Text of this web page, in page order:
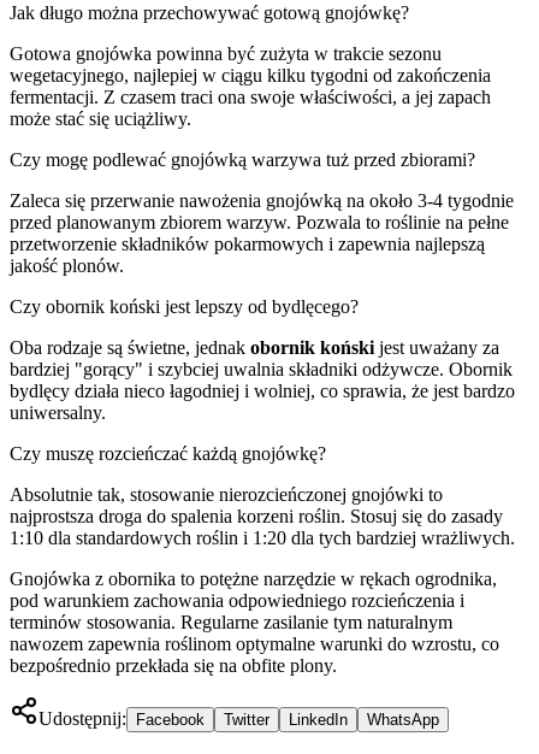
Jak długo można przechowywać gotową gnojówkę?
Gotowa gnojówka powinna być zużyta w trakcie sezonu
wegetacyjnego, najlepiej w ciągu kilku tygodni od zakończenia
fermentacji. Z czasem traci ona swoje właściwości, a jej zapach
może stać się uciążliwy.
Czy mogę podlewać gnojówką warzywa tuż przed zbiorami?
Zaleca się przerwanie nawożenia gnojówką na około 3-4 tygodnie
przed planowanym zbiorem warzyw. Pozwala to roślinie na pełne
przetworzenie składników pokarmowych i zapewnia najlepszą
jakość plonów.
Czy obornik koński jest lepszy od bydlęcego?
Oba rodzaje są świetne, jednak obornik koński jest uważany za
bardziej "gorący" i szybciej uwalnia składniki odżywcze. Obornik
bydlęcy działa nieco łagodniej i wolniej, co sprawia, że jest bardzo
uniwersalny.
Czy muszę rozcieńczać każdą gnojówkę?
Absolutnie tak, stosowanie nierozcieńczonej gnojówki to
najprostsza droga do spalenia korzeni roślin. Stosuj się do zasady
1:10 dla standardowych roślin i 1:20 dla tych bardziej wrażliwych.
Gnojówka z obornika to potężne narzędzie w rękach ogrodnika,
pod warunkiem zachowania odpowiedniego rozcieńczenia i
terminów stosowania. Regularne zasilanie tym naturalnym
nawozem zapewnia roślinom optymalne warunki do wzrostu, co
bezpośrednio przekłada się na obfite plony.
Udostępnij: Facebook Twitter LinkedIn WhatsApp